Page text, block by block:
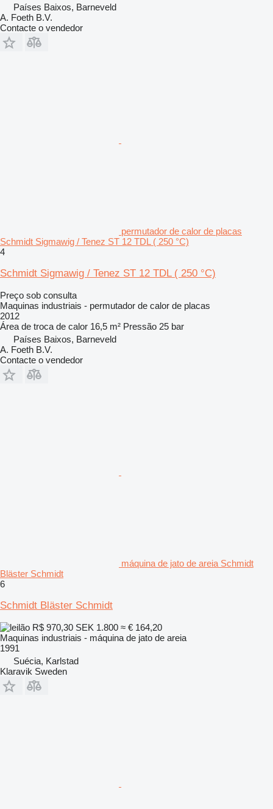
Países Baixos, Barneveld
A. Foeth B.V.
Contacte o vendedor
permutador de calor de placas
Schmidt Sigmawig / Tenez ST 12 TDL ( 250 °C)
4
Schmidt Sigmawig / Tenez ST 12 TDL ( 250 °C)
Preço sob consulta
Maquinas industriais - permutador de calor de placas
2012
Área de troca de calor 16,5 m² Pressão 25 bar
Países Baixos, Barneveld
A. Foeth B.V.
Contacte o vendedor
máquina de jato de areia Schmidt
Bläster Schmidt
6
Schmidt Bläster Schmidt
R$ 970,30 SEK 1.800 ≈ € 164,20
Maquinas industriais - máquina de jato de areia
1991
Suécia, Karlstad
Klaravik Sweden